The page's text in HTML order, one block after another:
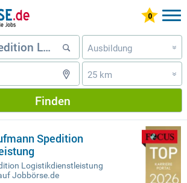
Ausbildung »
25 km »
Finden
Spedition
Logistikdienstleistung
Jobbörse.de